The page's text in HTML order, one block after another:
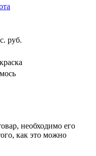
руб.
необходимо его
как это можно